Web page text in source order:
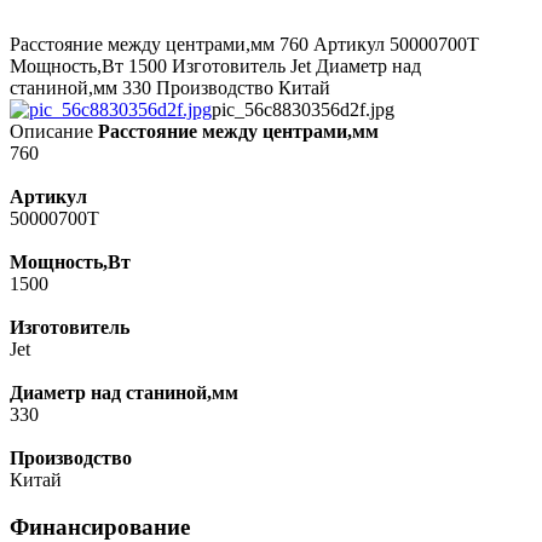
Расстояние между центрами,мм 760 Артикул 50000700T
Мощность,Вт 1500 Изготовитель Jet Диаметр над
станиной,мм 330 Производство Китай
pic_56c8830356d2f.jpg
Описание Расстояние между центрами,мм
760
Артикул
50000700T
Мощность,Вт
1500
Изготовитель
Jet
Диаметр над станиной,мм
330
Производство
Китай
Финансирование